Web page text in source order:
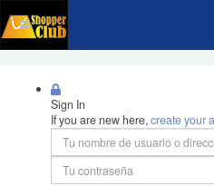
Sign In
If you are new here,create your